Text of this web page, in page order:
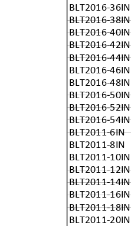
BLT2016-36IN
BLT2016-38IN
BLT2016-40IN
BLT2016-42IN
BLT2016-44IN
BLT2016-46IN
BLT2016-48IN
BLT2016-50IN
BLT2016-52IN
BLT2016-54IN
BLT2011-6IN
BLT2011-8IN
BLT2011-10IN
BLT2011-12IN
BLT2011-14IN
BLT2011-16IN
BLT2011-18IN
BLT2011-20IN